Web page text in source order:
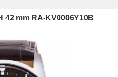
42 mm RA-KV0006Y10B